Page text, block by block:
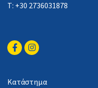
Τ: +30 2736031878
Κατάστημα